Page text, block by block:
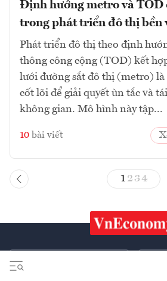
Định hướng metro và TOD
trong phát triển đô thị bền
Phát triển đô thị theo định
thông công cộng (TOD) kết
lưới đường sắt đô thị (metro) là
cốt lõi để giải quyết ùn tắc và
không gian. Mô hình này tập...
10 bài viết
1 23 4